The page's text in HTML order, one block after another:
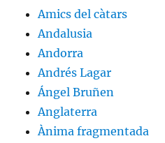
Amics del càtars
Andalusia
Andorra
Andrés Lagar
Ángel Bruñen
Anglaterra
Ànima fragmentada